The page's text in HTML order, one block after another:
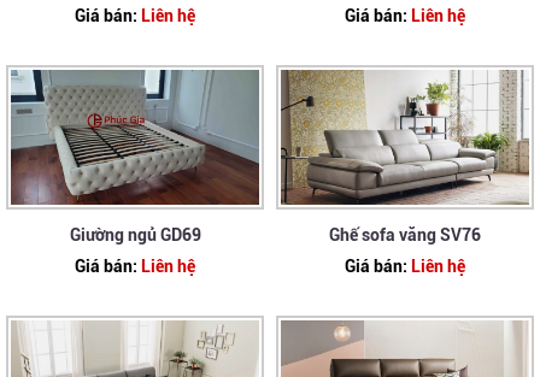
Giá bán: Liên hệ
Giá bán: Liên hệ
Giường ngủ GD69
Giá bán: Liên hệ
Ghế sofa văng SV76
Giá bán: Liên hệ